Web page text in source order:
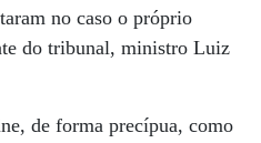
no caso o próprio
do tribunal, ministro Luiz
de forma precípua, como